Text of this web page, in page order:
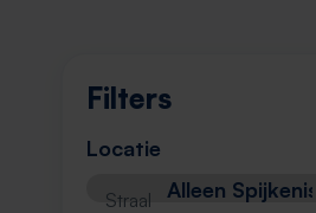
Filters
Locatie
Straal